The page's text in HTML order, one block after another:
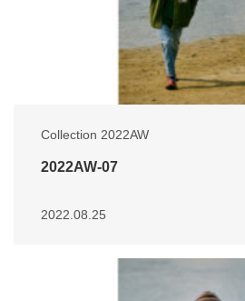
Collection 2022AW
2022AW-07
2022.08.25